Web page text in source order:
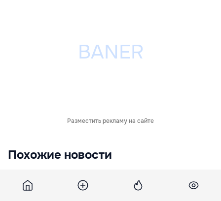
Разместить рекламу на сайте
Похожие новости